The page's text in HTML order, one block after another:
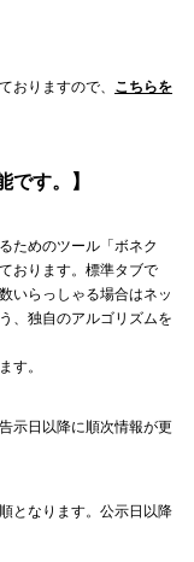
おりますので、 こちらを
です。】
ためのツール「ボネク
おります。標準タブで
いらっしゃる場合はネッ
、独自のアルゴリズムを
す。
示日以降に順次情報が更
となります。公示日以降